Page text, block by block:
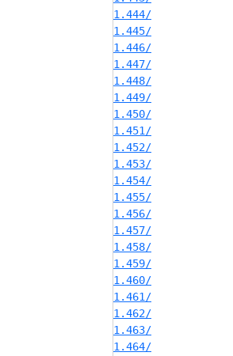
1.444/
1.445/
1.446/
1.447/
1.448/
1.449/
1.450/
1.451/
1.452/
1.453/
1.454/
1.455/
1.456/
1.457/
1.458/
1.459/
1.460/
1.461/
1.462/
1.463/
1.464/